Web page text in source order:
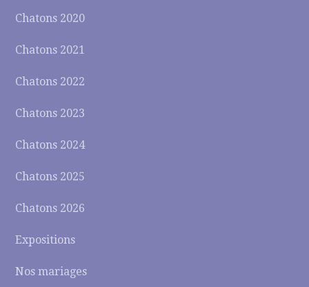
Chatons 2020
Chatons 2021
Chatons 2022
Chatons 2023
Chatons 2024
Chatons 2025
Chatons 2026
Expositions
Nos mariages